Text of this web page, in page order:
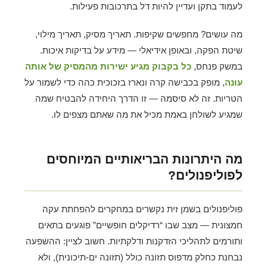
לעמוד בתקן ועדיין להיות דל בתרכובות פעילות.
מה עושים? מחפשים שקיפות. תאריך מסיק, תאריך מילוי,
שיטת הפקה, ובאופן אידיאלי — מידע על בדיקות איכות.
במשק פנחס, כל בקבוק מגיע ישירות מהמסיק של אותה
עונה, מופק בכבישה קרה ונארז בזכוכית כהה כדי לשמור על
הטריות. זה לא סיסמה — זו הדרך היחידה להבטיח שמה
שמגיע לשולחן באמת מכיל את מה שאתם מצפים לו.
מה היתרונות הבריאותיים המיוחסים
לפוליפנולים?
פוליפנולים בשמן זית נקשרים במחקרים להפחתת עקה
חמצונית — מצב שבו “רדיקלים חופשיים” פוגעים בתאים
ותורמים לתהליכי הזדקנות ודלקתיות. חשוב לציין: ההשפעה
נבחנת כחלק מדפוס תזונה כולל (תזונה ים-תיכונית), ולא